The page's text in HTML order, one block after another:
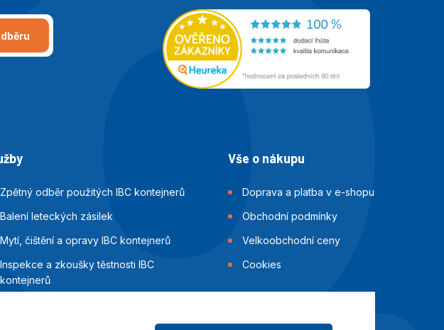
Zpětný odběr použitých IBC kontejnerů
Balení leteckých zásilek
Mytí, čištění a opravy IBC kontejnerů
Inspekce a zkoušky těstnosti IBC
kontejnerů
Vše o nákupu
Doprava a platba v e-shopu
Obchodní podmínky
Velkoobchodní ceny
Cookies